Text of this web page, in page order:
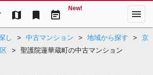
map bookmark event_note
New! menu
し > 中古マンション > 地域から探す >
京
> 聖護院蓮華蔵町の中古マンション